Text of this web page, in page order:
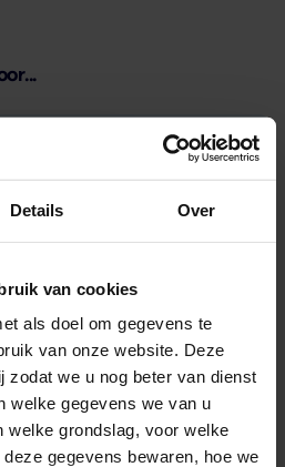
Details Over
van cookies
als doel om gegevens te
van onze website. Deze
zodat we u nog beter van dienst
welke gegevens we van u
welke grondslag, voor welke
gegevens bewaren, hoe we
en de Stenen'
en de Stenen' delen
en investeerders hun